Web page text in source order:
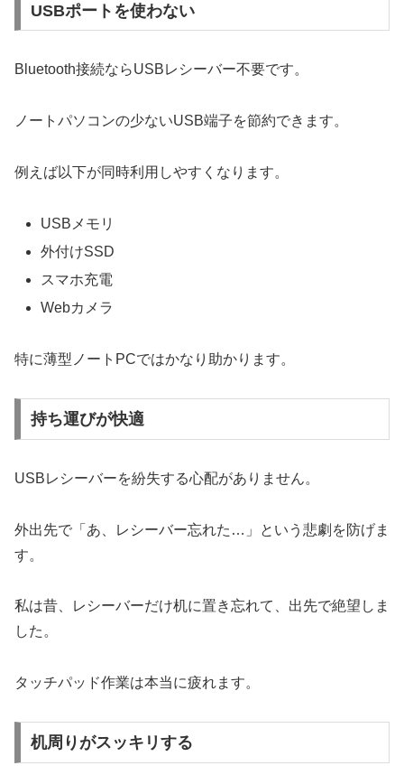
USBポートを使わない
Bluetooth接続ならUSBレシーバー不要です。
ノートパソコンの少ないUSB端子を節約できます。
例えば以下が同時利用しやすくなります。
USBメモリ
外付けSSD
スマホ充電
Webカメラ
特に薄型ノートPCではかなり助かります。
持ち運びが快適
USBレシーバーを紛失する心配がありません。
外出先で「あ、レシーバー忘れた…」という悲劇を防げま
す。
私は昔、レシーバーだけ机に置き忘れて、出先で絶望しま
した。
タッチパッド作業は本当に疲れます。
机周りがスッキリする